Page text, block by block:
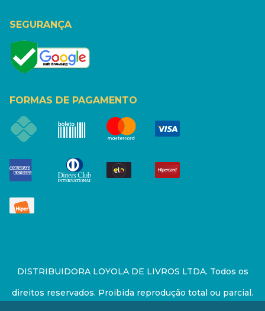
SEGURANÇA
FORMAS DE PAGAMENTO
DISTRIBUIDORA LOYOLA DE LIVROS LTDA. Todos os
direitos reservados. Proibida reprodução total ou parcial.